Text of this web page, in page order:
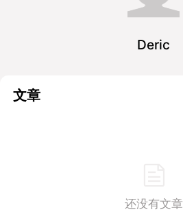
Deric
文章
还没有文章